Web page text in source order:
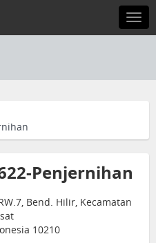
Penjernihan
Bend. Hilir, Kecamatan
10210